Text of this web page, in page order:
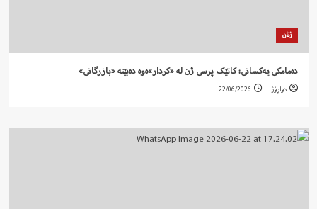
ژنان
دەمامکی یەکسانی: کاتێک پرسی ژن لە «کردار»ەوە دەبێتە «بازرگانی»
دواڕۆژ 22/06/2026